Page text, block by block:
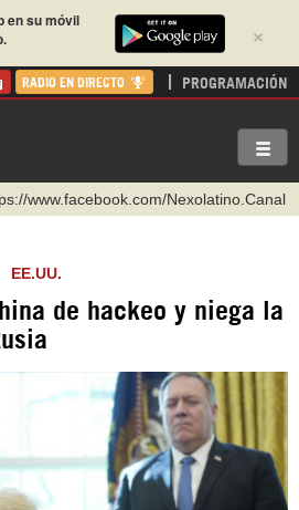
×
en su móvil
RADIO EN DIRECTO PROGRAMACIÓN
www.facebook.com/Nexolatino.Canal
twitter.com/nexo_latino
t.me/hispantvcanal
urmedium.com/c/hispantv
como: hispan_tv
EE.UU.
de hackeo y niega la